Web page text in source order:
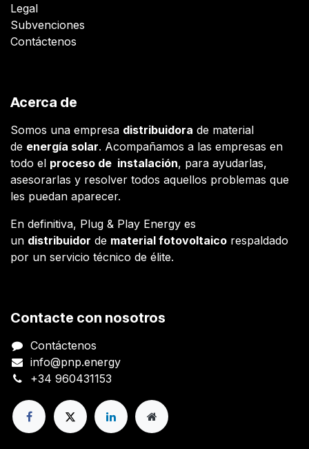
Legal
Subvenciones
Contáctenos
Acerca de
Somos una empresa distribuidora de material
de energía solar. Acompañamos a las empresas en
todo el proceso de instalación, para ayudarlas,
asesorarlas y resolver todos aquellos problemas que
les puedan aparecer.
En definitiva, Plug & Play Energy es
un distribuidor de material fotovoltaico respaldado
por un servicio técnico de élite.
Contacte con nosotros
Contáctenos
info@pnp.energy
+34 960431153